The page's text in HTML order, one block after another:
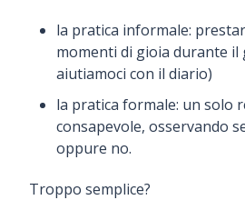
la pratica informale:
momenti di gioia durante il
aiutiamoci con il diario)
la pratica formale: un solo
consapevole, osservando
oppure no.
Troppo semplice?